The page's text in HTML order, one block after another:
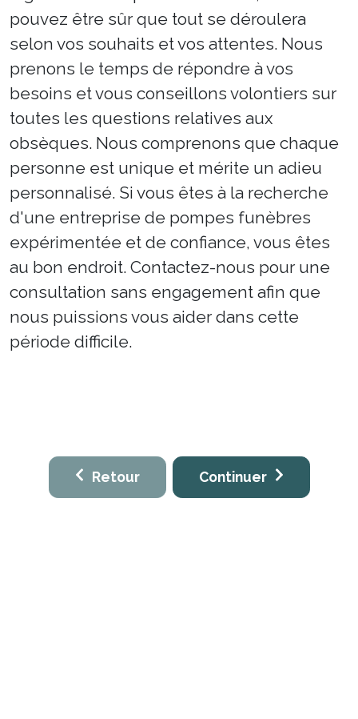
pouvez être sûr que tout se déroulera
selon vos souhaits et vos attentes. Nous
prenons le temps de répondre à vos
besoins et vous conseillons volontiers sur
toutes les questions relatives aux
obsèques. Nous comprenons que chaque
personne est unique et mérite un adieu
personnalisé. Si vous êtes à la recherche
d'une entreprise de pompes funèbres
expérimentée et de confiance, vous êtes
au bon endroit. Contactez-nous pour une
consultation sans engagement afin que
nous puissions vous aider dans cette
période difficile.
Retour Continuer